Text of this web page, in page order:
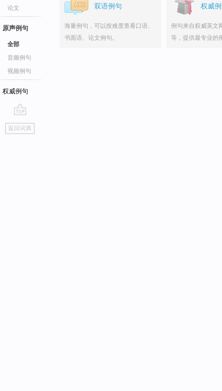
论文
原声例句
全部
音频例句
视频例句
权威例句
go
top
返回词典
双语例句
海量例句，可以按难度查看口语、
书面语、论文例句。
权威
例句来自权威英文
等，提供最专业的